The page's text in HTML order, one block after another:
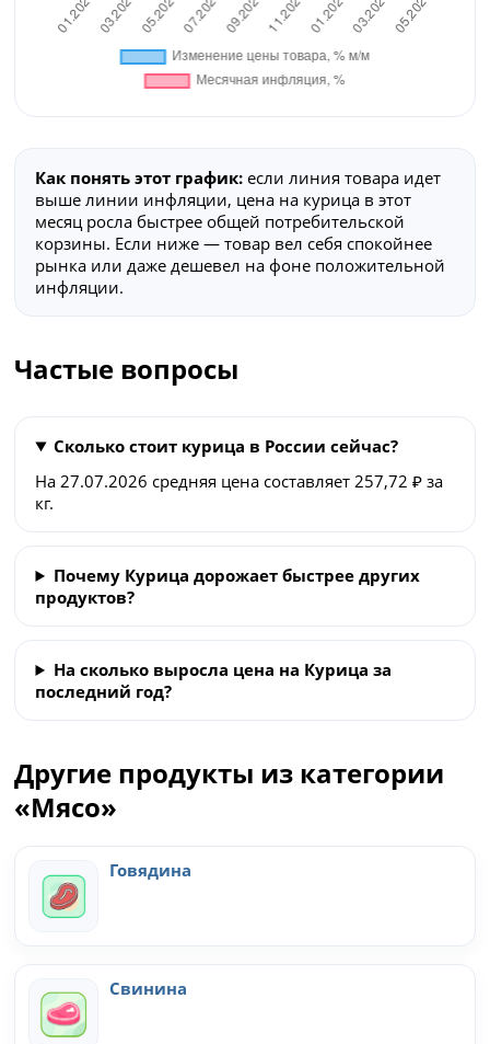
Как понять этот график: если линия товара идет
выше линии инфляции, цена на курица в этот
месяц росла быстрее общей потребительской
корзины. Если ниже — товар вел себя спокойнее
рынка или даже дешевел на фоне положительной
инфляции.
Частые вопросы
Сколько стоит курица в России сейчас?
На 27.07.2026 средняя цена составляет 257,72 ₽ за
кг.
Почему Курица дорожает быстрее других
продуктов?
На сколько выросла цена на Курица за
последний год?
Другие продукты из категории
«Мясо»
Говядина
Свинина